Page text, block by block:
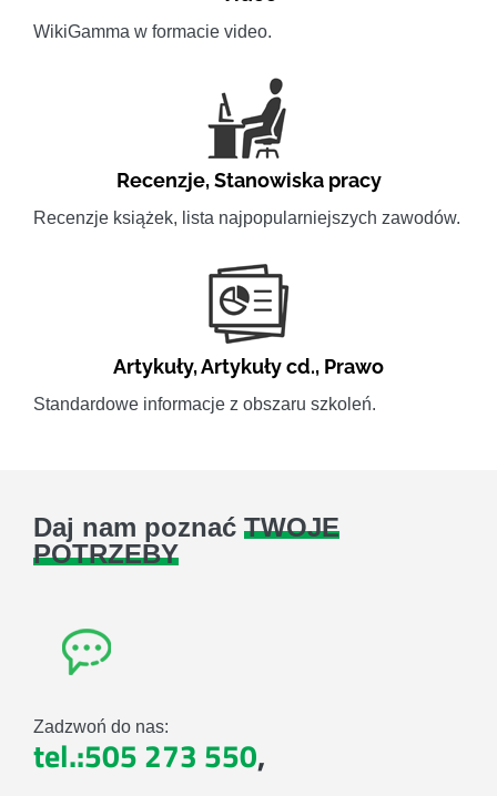
WikiGamma w formacie video.
Recenzje,Stanowiska pracy
Recenzje książek, lista najpopularniejszych zawodów.
Artykuły,Artykuły cd., Prawo
Standardowe informacje z obszaru szkoleń.
Daj nam poznać TWOJE
POTRZEBY
Zadzwoń do nas:
tel.:505 273 550,